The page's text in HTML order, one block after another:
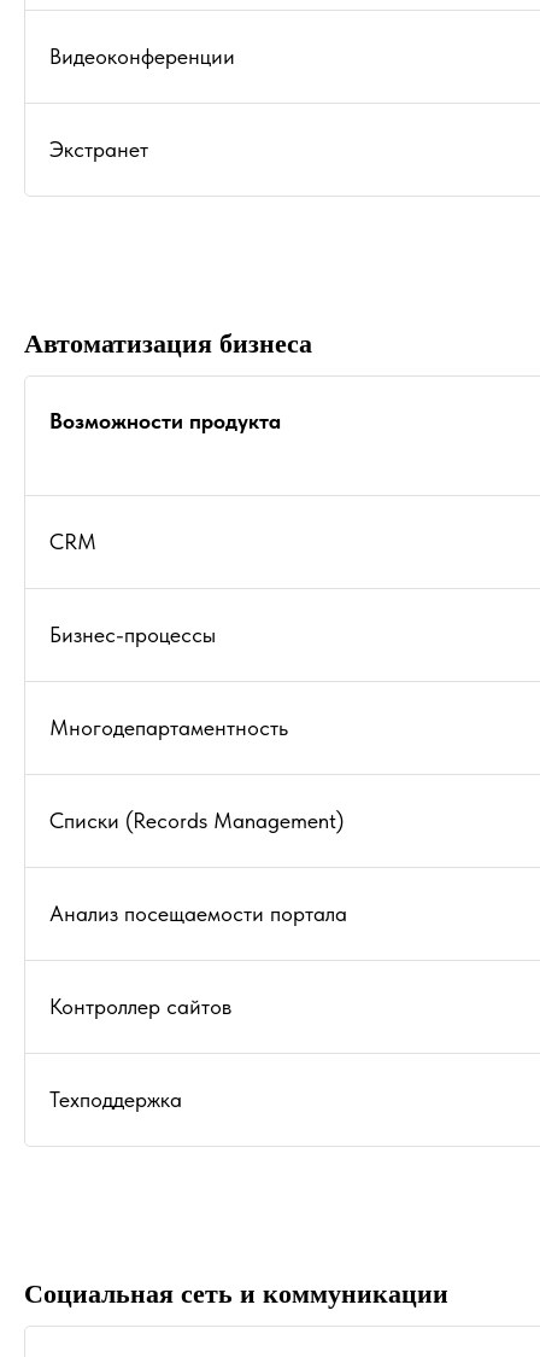
Видеоконференции
Экстранет
Автоматизация бизнеса
Возможности продукта
CRM
Бизнес-процессы
Многодепартаментность
Списки (Records Management)
Анализ посещаемости портала
Контроллер сайтов
Техподдержка
Социальная сеть и коммуникации